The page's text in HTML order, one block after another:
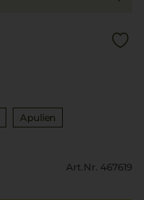
Apulien
Art.Nr. 467619